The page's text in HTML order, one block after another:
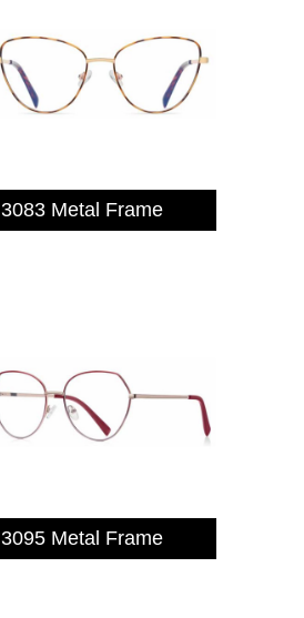
3083 Metal Frame
3095 Metal Frame